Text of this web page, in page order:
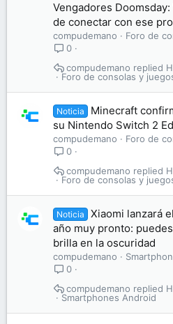
Vengadores
de conectar con ese
compudemano
Foro de
0
Foro de consolas y
compudemano
Noticia
Minecraft
su Nintendo Switch 2
compudemano
Foro de
0
Foro de consolas y
compudemano
Noticia
Xiaomi lanzará
año muy pronto:
brilla en la oscuridad
compudemano
0
Smartphones Android
compudemano